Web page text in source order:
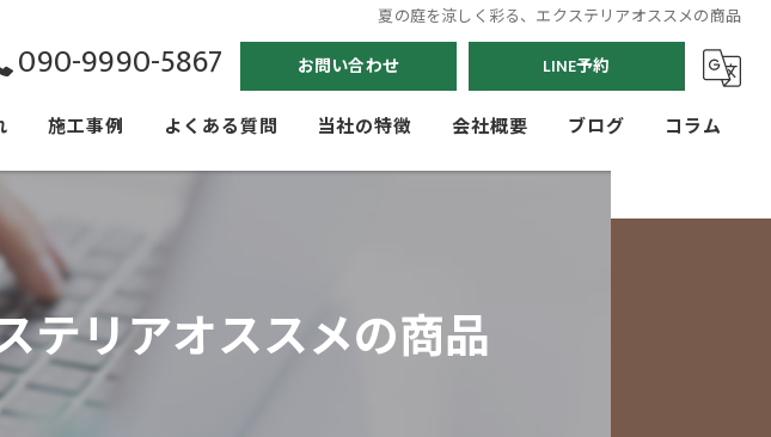
夏の庭を涼しく彩る、エクステリアオススメの商品
090-9990-5867 お問い合わせ LINE予約
施工事例 よくある質問 当社の特徴
玄関アプローチ
会社概要 ブログ コラム
テリアオススメの商品